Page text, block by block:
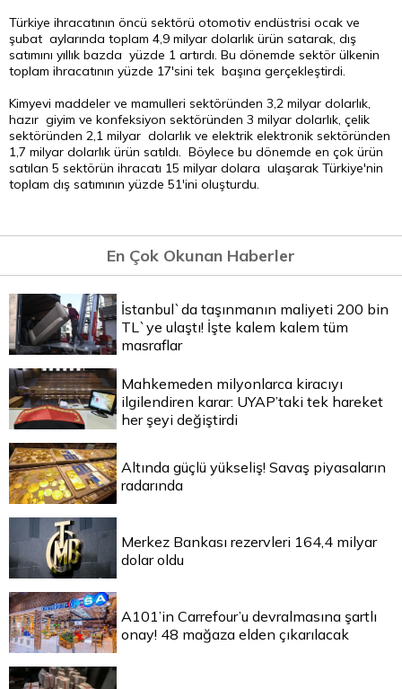
Türkiye ihracatının öncü sektörü otomotiv endüstrisi ocak ve
şubat aylarında toplam 4,9 milyar dolarlık ürün satarak, dış
satımını yıllık bazda yüzde 1 artırdı. Bu dönemde sektör ülkenin
toplam ihracatının yüzde 17'sini tek başına gerçekleştirdi.
Kimyevi maddeler ve mamulleri sektöründen 3,2 milyar dolarlık,
hazır giyim ve konfeksiyon sektöründen 3 milyar dolarlık, çelik
sektöründen 2,1 milyar dolarlık ve elektrik elektronik sektöründen
1,7 milyar dolarlık ürün satıldı. Böylece bu dönemde en çok ürün
satılan 5 sektörün ihracatı 15 milyar dolara ulaşarak Türkiye'nin
toplam dış satımının yüzde 51'ini oluşturdu.
En Çok Okunan Haberler
İstanbul`da taşınmanın maliyeti 200 bin
TL`ye ulaştı! İşte kalem kalem tüm
masraflar
Mahkemeden milyonlarca kiracıyı
ilgilendiren karar: UYAP’taki tek hareket
her şeyi değiştirdi
Altında güçlü yükseliş! Savaş piyasaların
radarında
Merkez Bankası rezervleri 164,4 milyar
dolar oldu
A101’in Carrefour’u devralmasına şartlı
onay! 48 mağaza elden çıkarılacak